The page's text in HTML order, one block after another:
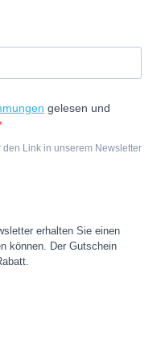
gelesen und
Link in unserem Newsletter
erhalten Sie einen
können. Der Gutschein